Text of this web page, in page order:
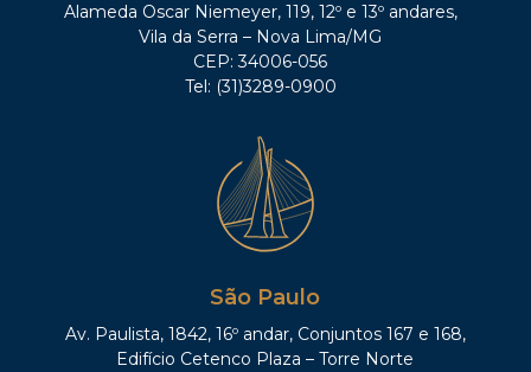
Alameda Oscar Niemeyer, 119, 12º e 13º andares,
Vila da Serra – Nova Lima/MG
CEP: 34006-056
Tel: (31)3289-0900
São Paulo
Av. Paulista, 1842, 16º andar, Conjuntos 167 e 168,
Edifício Cetenco Plaza – Torre Norte